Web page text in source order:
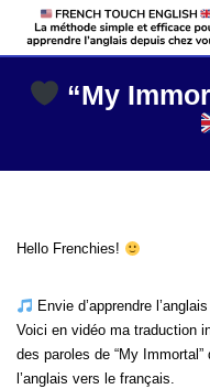
Aller
au
contenu “My
Hello Frenchies!
Envie d’apprendre
Voici en vidéo ma traduction
des paroles de “My
l’anglais vers le français.